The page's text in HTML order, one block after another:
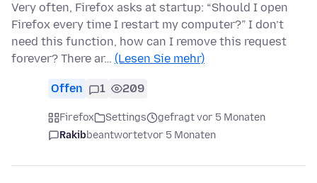
Very often, Firefox asks at startup: “Should I open
Firefox every time I restart my computer?” I don’t
need this function, how can I remove this request
forever? There ar… (Lesen Sie mehr)
Offen 1 209
Firefox Settings
gefragt vor 5 Monaten
Rakibbeantwortetvor 5 Monaten